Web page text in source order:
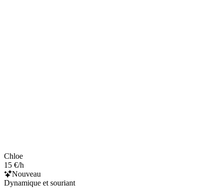
Chloe
15 €/h
Nouveau
Dynamique et souriant